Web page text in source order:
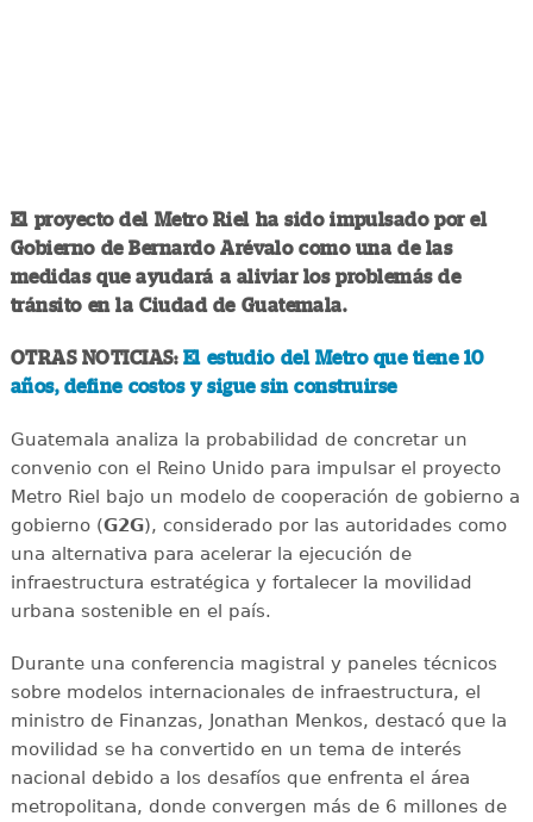
El proyecto del Metro Riel ha sido impulsado por el
Gobierno de Bernardo Arévalo como una de las
medidas que ayudará a aliviar los problemás de
tránsito en la Ciudad de Guatemala.
OTRAS NOTICIAS:El estudio del Metro que tiene 10
años, define costos y sigue sin construirse
Guatemala analiza la probabilidad de concretar un
convenio con el Reino Unido para impulsar el proyecto
Metro Riel bajo un modelo de cooperación de gobierno a
gobierno (G2G), considerado por las autoridades como
una alternativa para acelerar la ejecución de
infraestructura estratégica y fortalecer la movilidad
urbana sostenible en el país.
Durante una conferencia magistral y paneles técnicos
sobre modelos internacionales de infraestructura, el
ministro de Finanzas, Jonathan Menkos, destacó que la
movilidad se ha convertido en un tema de interés
nacional debido a los desafíos que enfrenta el área
metropolitana, donde convergen más de 6 millones de